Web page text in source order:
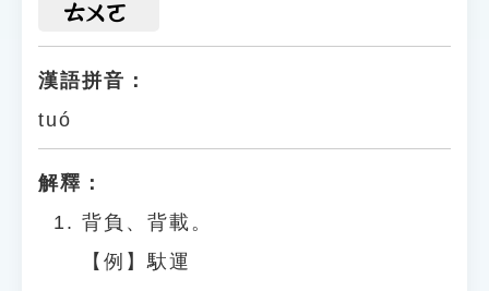
ㄊㄨㄛ
漢語拼音：
tuó
解釋：
背負、背載。
【例】馱運